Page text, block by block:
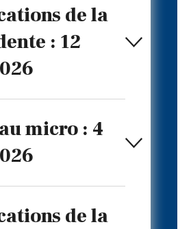
de la
: 12
micro : 4
de la